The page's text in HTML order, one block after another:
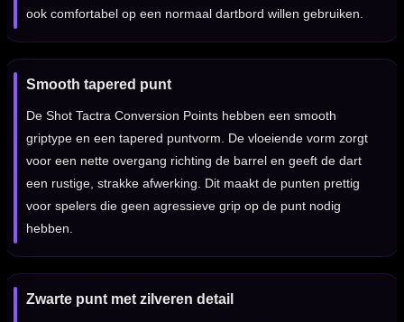
ook comfortabel op een normaal dartbord willen gebruiken.
Smooth tapered punt
De Shot Tactra Conversion Points hebben een smooth
griptype en een tapered puntvorm. De vloeiende vorm zorgt
voor een nette overgang richting de barrel en geeft de dart
een rustige, strakke afwerking. Dit maakt de punten prettig
voor spelers die geen agressieve grip op de punt nodig
hebben.
Zwarte punt met zilveren detail